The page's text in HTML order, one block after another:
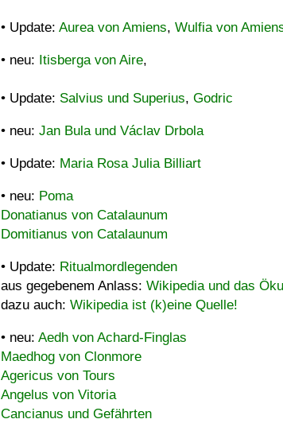
• Update: Aurea von Amiens, Wulfia von
• neu: Itisberga von Aire,
• Update: Salvius und Superius, Godric
• neu: Jan Bula und Václav Drbola
• Update: Maria Rosa Julia Billiart
• neu: Poma
Donatianus von Catalaunum
Domitianus von Catalaunum
• Update: Ritualmordlegenden
aus gegebenem Anlass: Wikipedia und das
dazu auch: Wikipedia ist (k)eine Quelle!
• neu: Aedh von Achard-Finglas
Maedhog von Clonmore
Agericus von Tours
Angelus von Vitoria
Cancianus und Gefährten